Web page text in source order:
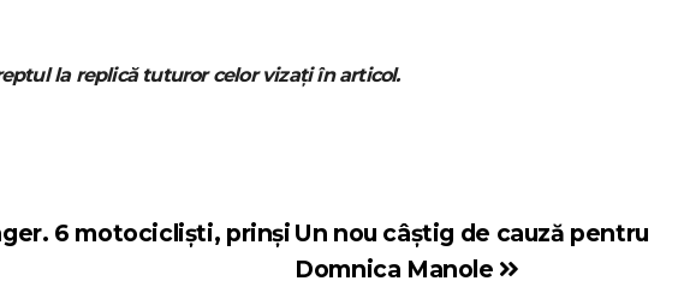
la replică tuturor celor vizați în articol.
Un nou câștig de cauză pentru
Domnica Manole
6 motocicliști, prinși